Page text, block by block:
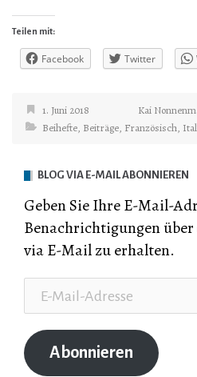
Teilen mit:
Facebook Twitter
1. Juni 2018
Kai
Beihefte, Beiträge, Französisch,
BLOG VIA E-MAIL ABONNIEREN
Geben Sie Ihre E-Mail-
Benachrichtigungen
via E-Mail zu erhalten.
Mail-
Adresse
Abonnieren